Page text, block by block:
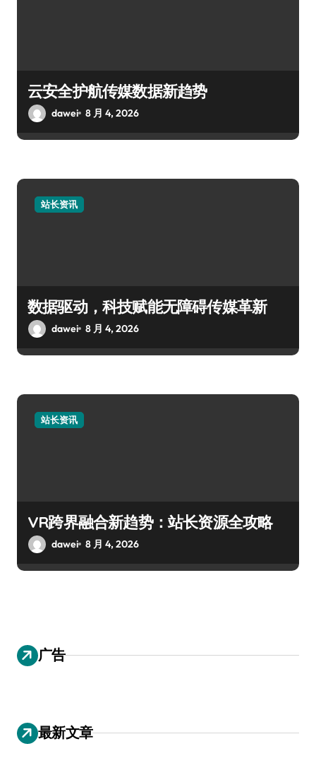
云安全护航传媒数据新趋势
dawei 8 月 4, 2026
站长资讯
数据驱动，科技赋能无障碍传媒革新
dawei 8 月 4, 2026
站长资讯
VR跨界融合新趋势：站长资源全攻略
dawei 8 月 4, 2026
广告
最新文章